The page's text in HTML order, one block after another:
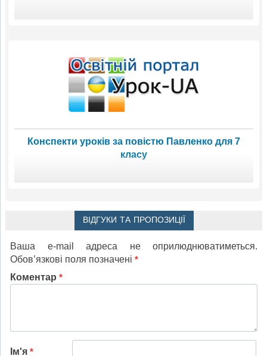
Конспекти уроків за повістю Павленко для 7
класу
ВІДГУКИ ТА ПРОПОЗИЦІЇ
Ваша e-mail адреса не оприлюднюватиметься.
Обов’язкові поля позначені *
Коментар *
Ім'я *